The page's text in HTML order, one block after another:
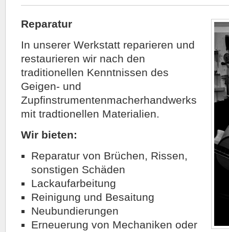
Reparatur
In unserer Werkstatt reparieren und
restaurieren wir nach den
traditionellen Kenntnissen des
Geigen- und
Zupfinstrumentenmacherhandwerks
mit tradtionellen Materialien.
Wir bieten:
Reparatur von Brüchen, Rissen,
sonstigen Schäden
Lackaufarbeitung
Reinigung und Besaitung
Neubundierungen
Erneuerung von Mechaniken oder